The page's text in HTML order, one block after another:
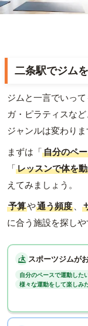
二条駅でジム
ジムと一言でいっ
ガ・ピラティスな
ジャンルは変わりま
まずは「自分のペ
「レッスンで体を
えてみましょう。
予算や通う頻度 、
に合う施設を探しや
スポーツジムが
自分のペースで運動した
様々な運動をして楽しみ